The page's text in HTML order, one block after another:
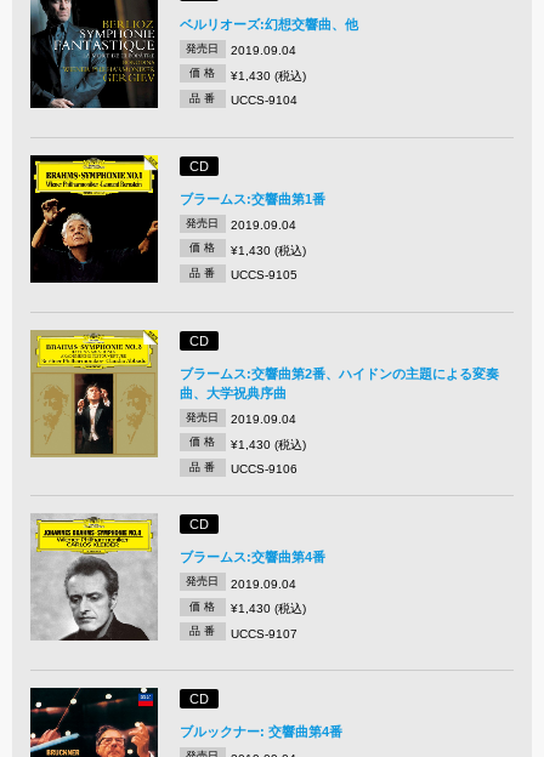
ベルリオーズ:幻想交響曲、他
発売日 2019.09.04
価 格 ¥1,430 (税込)
品 番 UCCS-9104
CD
ブラームス:交響曲第1番
発売日 2019.09.04
価 格 ¥1,430 (税込)
品 番 UCCS-9105
CD
ブラームス:交響曲第2番、ハイドンの主題による変奏
曲、大学祝典序曲
発売日 2019.09.04
価 格 ¥1,430 (税込)
品 番 UCCS-9106
CD
ブラームス:交響曲第4番
発売日 2019.09.04
価 格 ¥1,430 (税込)
品 番 UCCS-9107
CD
ブルックナー: 交響曲第4番